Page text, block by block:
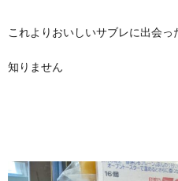
これよりおいしいサブレに出会っ
知りません